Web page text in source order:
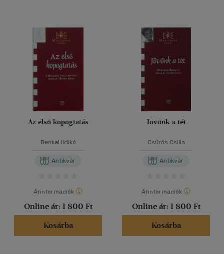
Az első kopogtatás
Benkei Ildikó
Antikvár
Árinformációk
Online ár: 1 800 Ft
Kosárba
Jövőnk a tét
Csűrös Csilla
Antikvár
Árinformációk
Online ár: 1 800 Ft
Kosárba